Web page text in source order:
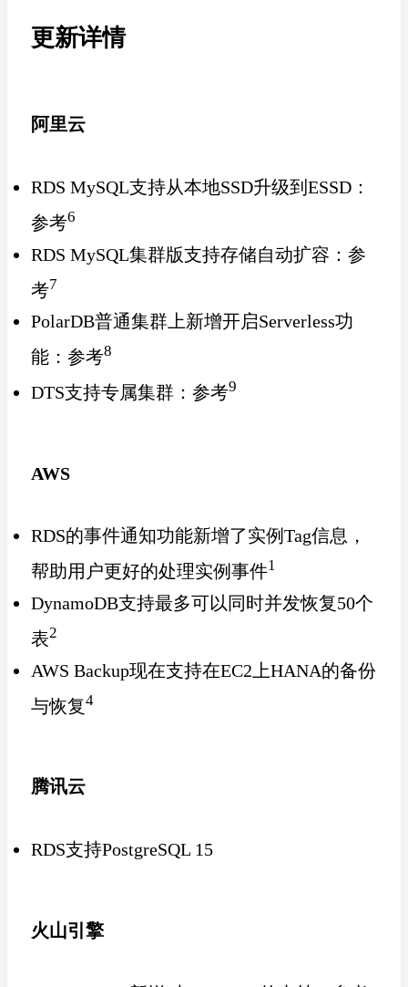
更新详情
阿里云
RDS MySQL支持从本地SSD升级到ESSD：
参考6
RDS MySQL集群版支持存储自动扩容：参
考7
PolarDB普通集群上新增开启Serverless功
能：参考8
DTS支持专属集群：参考9
AWS
RDS的事件通知功能新增了实例Tag信息，
帮助用户更好的处理实例事件1
DynamoDB支持最多可以同时并发恢复50个
表2
AWS Backup现在支持在EC2上HANA的备份
与恢复4
腾讯云
RDS支持PostgreSQL 15
火山引擎